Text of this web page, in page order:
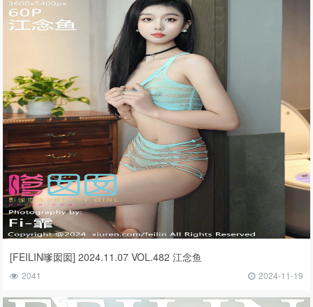
[FEILIN嗲囡囡] 2024.11.07 VOL.482 江念鱼
2041 2024-11-19